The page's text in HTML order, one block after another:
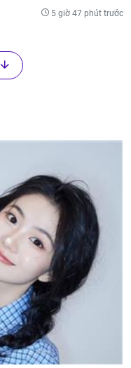
5 giờ 47 phút trước